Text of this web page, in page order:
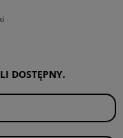
DOSTĘPNY.